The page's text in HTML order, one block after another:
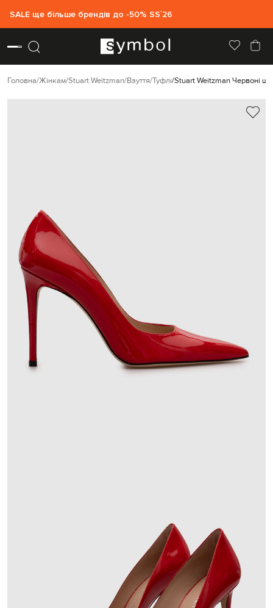
SALE ще більше брендів до -50% SS`26
Головна Жінкам Stuart Weitzman Взуття Туфлі Stuart Weitzman Червоні